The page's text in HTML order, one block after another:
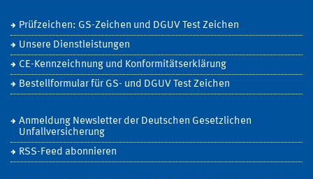
Prüfzeichen: GS-Zeichen und DGUV Test Zeichen
Unsere Dienstleistungen
CE-Kennzeichnung und Konformitätserklärung
Bestellformular für GS- und DGUV Test Zeichen
Anmeldung Newsletter der Deutschen Gesetzlichen
Unfallversicherung
RSS-Feed abonnieren